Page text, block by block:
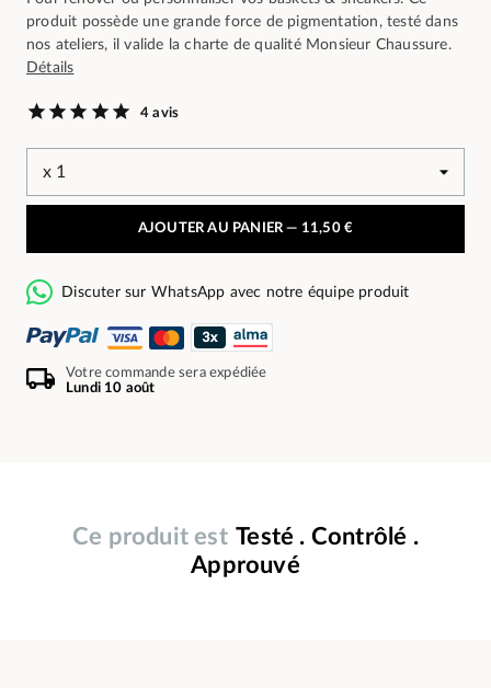
produit possède une grande force de pigmentation, testé dans
nos ateliers, il valide la charte de qualité Monsieur Chaussure.
Détails
4 avis
AJOUTER AU PANIER — 11,50 €
Discuter sur WhatsApp avec notre équipe produit
Votre commande sera expédiée
Lundi 10 août
Ce produit est Testé . Contrôlé .
Approuvé